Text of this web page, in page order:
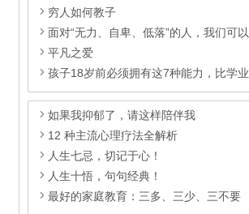
穷人如何教子
面对“无力、自卑、低落”的人，我们可以做什
平凡之爱
孩子18岁前必须拥有这7种能力，比学业重要百倍
如果我抑郁了，请这样陪伴我
12 种主流心理疗法全解析
人生七忌，切记于心！
人生十悟，句句经典！
最好的家庭教育：三多、三少、三不要